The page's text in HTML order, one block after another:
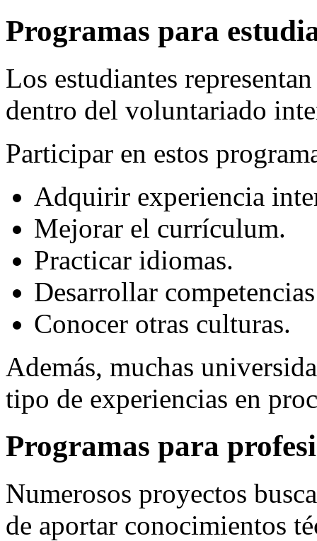
Programas para
Los estudiantes
dentro del voluntariado
Participar en estos
Adquirir experiencia
Mejorar el currículum.
Practicar idiomas.
Desarrollar
Conocer otras culturas.
Además, muchas
tipo de experiencias en
Programas para
Numerosos proyectos
de aportar conocimientos